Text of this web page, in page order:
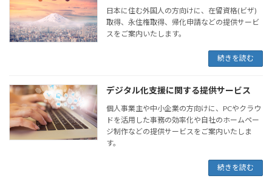
日本に住む外国人の方向けに、在留資格(ビザ)
取得、永住権取得、帰化申請などの提供サービ
スをご案内いたします。
続きを読む
デジタル化支援に関する提供サービス
個人事業主や中小企業の方向けに、PCやクラウ
ドを活用した事務の効率化や自社のホームペー
ジ制作などの提供サービスをご案内いたしま
す。
続きを読む